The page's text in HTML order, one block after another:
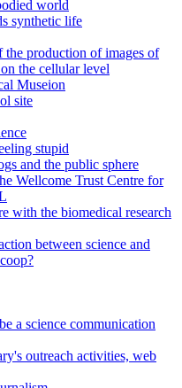
world
synthetic life
the production of images of
the cellular level
Museion
site
stupid
and the public sphere
Wellcome Trust Centre for
with the biomedical research
between science and
a science communication
outreach activities, web